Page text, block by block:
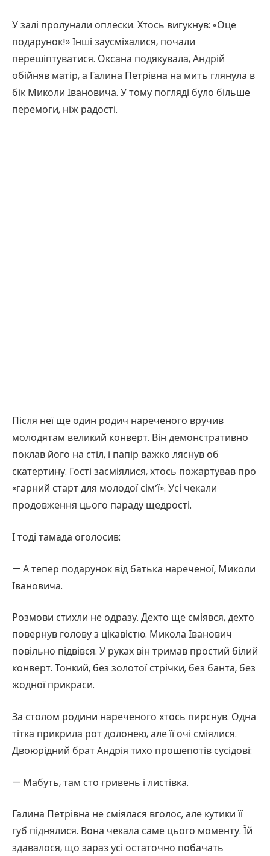
У залі пролунали оплески. Хтось вигукнув: «Оце
подарунок!» Інші заусміхалися, почали
перешіптуватися. Оксана подякувала, Андрій
обійняв матір, а Галина Петрівна на мить глянула в
бік Миколи Івановича. У тому погляді було більше
перемоги, ніж радості.
Після неї ще один родич нареченого вручив
молодятам великий конверт. Він демонстративно
поклав його на стіл, і папір важко ляснув об
скатертину. Гості засміялися, хтось пожартував про
«гарний старт для молодої сім’ї». Усі чекали
продовження цього параду щедрості.
І тоді тамада оголосив:
— А тепер подарунок від батька нареченої, Миколи
Івановича.
Розмови стихли не одразу. Дехто ще сміявся, дехто
повернув голову з цікавістю. Микола Іванович
повільно підвівся. У руках він тримав простий білий
конверт. Тонкий, без золотої стрічки, без банта, без
жодної прикраси.
За столом родини нареченого хтось пирснув. Одна
тітка прикрила рот долонею, але її очі сміялися.
Двоюрідний брат Андрія тихо прошепотів сусідові:
— Мабуть, там сто гривень і листівка.
Галина Петрівна не сміялася вголос, але кутики її
губ піднялися. Вона чекала саме цього моменту. Їй
здавалося, що зараз усі остаточно побачать